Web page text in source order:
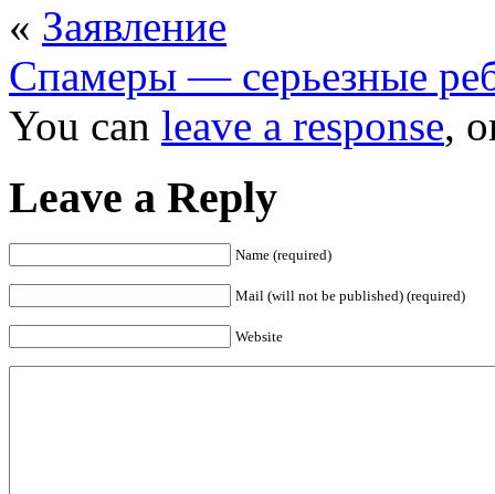
« Заявление
Спамеры — серьезные
You can leave a response,
Leave a Reply
Name (required)
Mail (will not be published) (required)
Website